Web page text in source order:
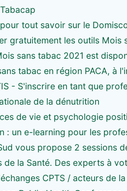
tout savoir sur le
gratuitement les outils Mois
sans tabac 2021 est
tabac en région PACA, à
- S'inscrire en tant que
de la dénutrition
de vie et psychologie
: un e-learning pour les
vous propose 2 sessions
de la Santé. Des experts à
CPTS / acteurs de